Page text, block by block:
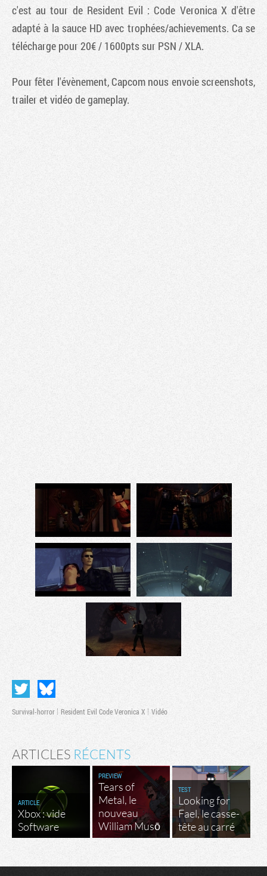
c'est au tour de Resident Evil : Code Veronica Xd'être
adapté à la sauce HD avec trophées/achievements. Ca se
télécharge pour 20€ / 1600pts sur PSN / XLA.
Pour fêter l'évènement, Capcom nous envoie screenshots,
trailer et vidéo de gameplay.
Survival-horror Resident Evil Code Veronica X Vidéo
ARTICLES RÉCENTS
ARTICLE
Xbox : vide
Software
PREVIEW
Tears of
Metal, le
nouveau
William Musō
TEST
Looking for
Fael, le casse-
tête au carré